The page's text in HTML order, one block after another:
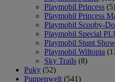
Playmobil Princess (5)
Playmobil Princess
Playmobil Scooby-
Playmobil Special
Playmobil Stunt Show
Playmobil Wiltopia
Sky Trails (8)
Puky (52)
Puppenwelt (541)